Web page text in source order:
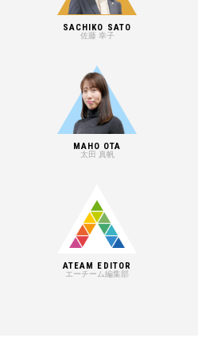
SACHIKO SATO
佐藤 幸子
MAHO OTA
太田 真帆
ATEAM EDITOR
エーチーム編集部